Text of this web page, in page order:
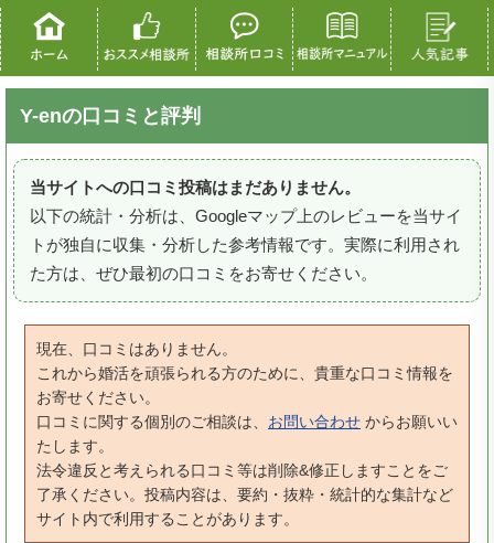
Y-enの口コミと評判
当サイトへの口コミ投稿はまだありません。
以下の統計・分析は、Googleマップ上のレビューを当サイ
トが独自に収集・分析した参考情報です。実際に利用され
た方は、ぜひ最初の口コミをお寄せください。
現在、口コミはありません。
これから婚活を頑張られる方のために、貴重な口コミ情報を
お寄せください。
口コミに関する個別のご相談は、 お問い合わせ からお願いい
たします。
法令違反と考えられる口コミ等は削除&修正しますことをご
了承ください。投稿内容は、要約・抜粋・統計的な集計など
サイト内で利用することがあります。